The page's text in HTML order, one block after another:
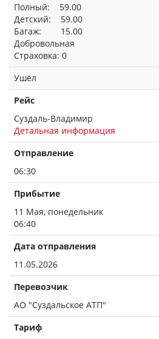
Полный: 59.00
Детский: 59.00
Багаж: 15.00
Добровольная
Страховка: 0
Ушёл
Рейс
Суздаль-Владимир
Детальная информация
Отправление
06:30
Прибытие
11 Мая, понедельник
06:40
Дата отправления
11.05.2026
Перевозчик
АО "Суздальское АТП"
Тариф